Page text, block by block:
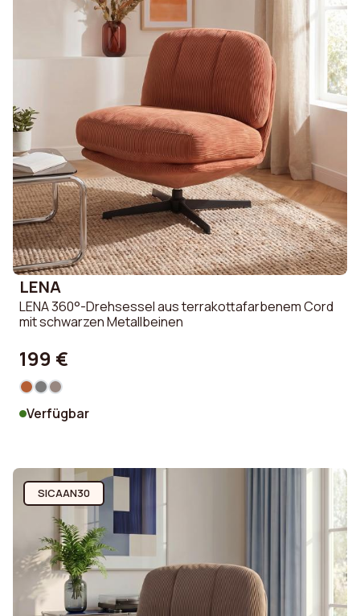
LENA
LENA 360°-Drehsessel aus terrakottafarbenem Cord
mit schwarzen Metallbeinen
199 €
Verfügbar
SICAAN30